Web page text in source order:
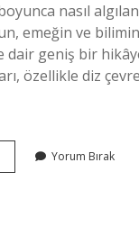
nasıl
emeğin ve bilimin
geniş bir
özellikle diz
Bacaktaki Yorum Bırak